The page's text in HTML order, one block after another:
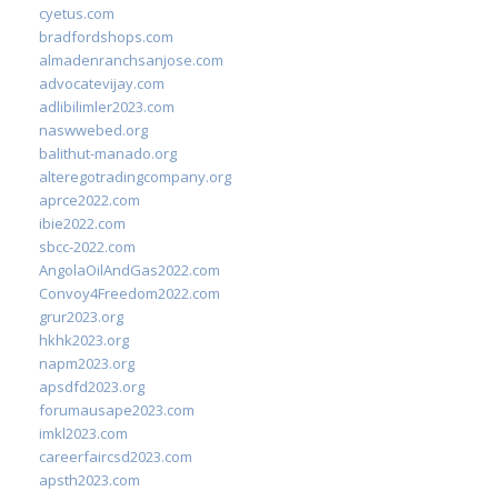
cyetus.com
bradfordshops.com
almadenranchsanjose.com
advocatevijay.com
adlibilimler2023.com
naswwebed.org
balithut-manado.org
alteregotradingcompany.org
aprce2022.com
ibie2022.com
sbcc-2022.com
AngolaOilAndGas2022.com
Convoy4Freedom2022.com
grur2023.org
hkhk2023.org
napm2023.org
apsdfd2023.org
forumausape2023.com
imkl2023.com
careerfaircsd2023.com
apsth2023.com